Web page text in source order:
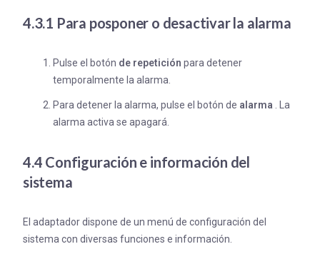
4.3.1 Para posponer o desactivar la alarma
Pulse el botón de repetición para detener
temporalmente la alarma.
Para detener la alarma, pulse el botón de alarma . La
alarma activa se apagará.
4.4 Configuración e información del
sistema
El adaptador dispone de un menú de configuración del
sistema con diversas funciones e información.